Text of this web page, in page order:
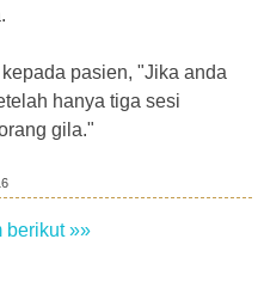
pasien, "Jika anda
hanya tiga sesi
gila."
berikut »»